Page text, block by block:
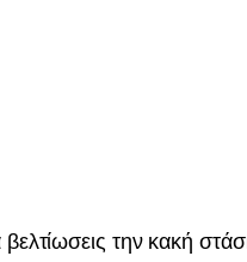
βελτίωσεις την κακή